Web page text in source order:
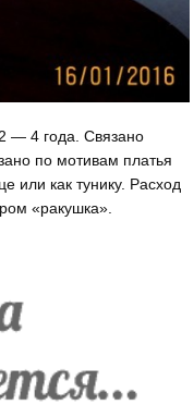
— 4 года. Связано
по мотивам платья
или как тунику. Расход
«ракушка».